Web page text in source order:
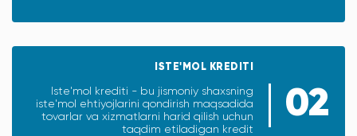
02
ISTE'MOL KREDITI
Iste'mol krediti - bu jismoniy shaxsning
iste'mol ehtiyojlarini qondirish maqsadida
tovarlar va xizmatlarni harid qilish uchun
taqdim etiladigan kredit